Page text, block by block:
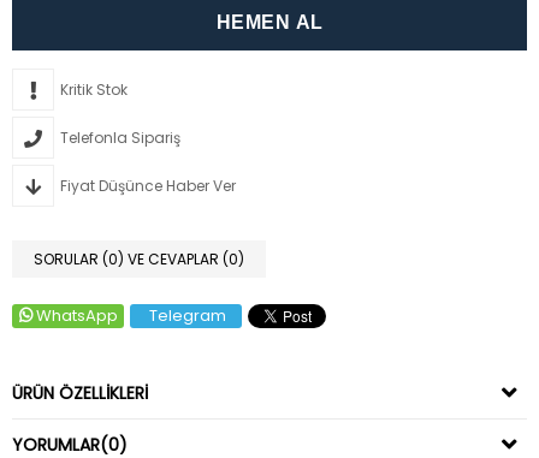
Kritik Stok
Telefonla Sipariş
Fiyat Düşünce Haber Ver
SORULAR (0) VE CEVAPLAR (0)
WhatsApp Telegram
ÜRÜN ÖZELLIKLERI
YORUMLAR(0)